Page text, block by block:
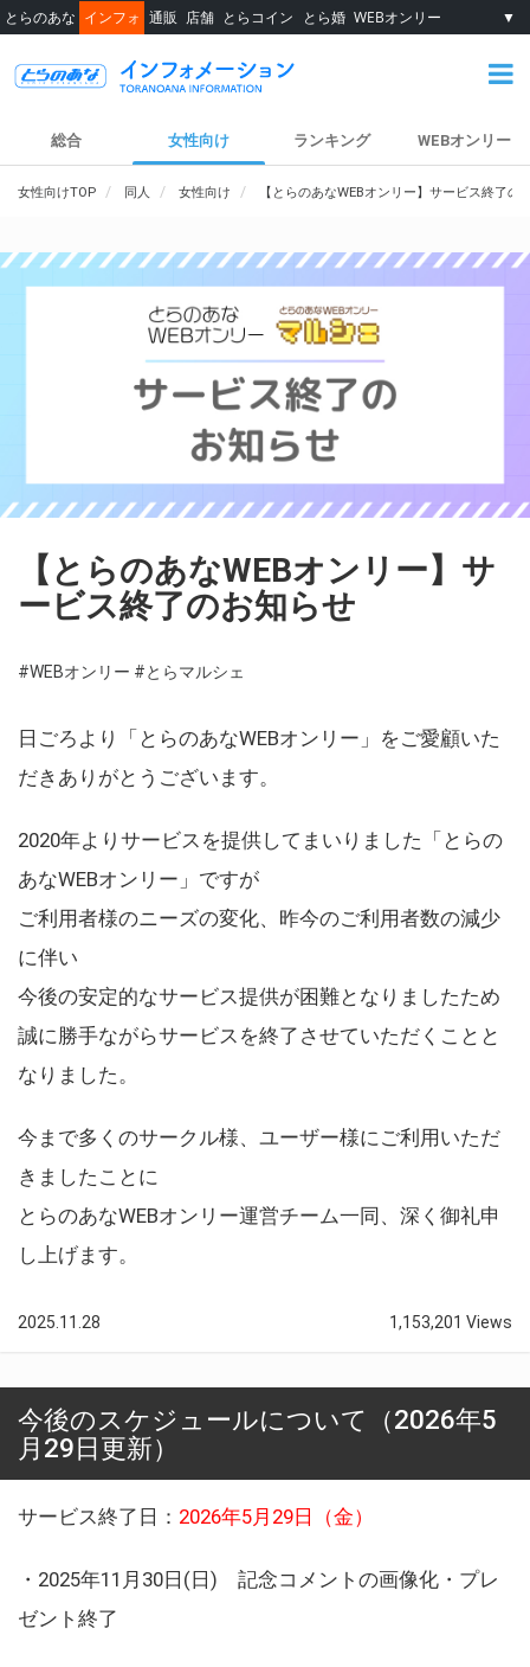
とらのあな インフォ 通販 店舗 とらコイン とら婚 WEBオンリー ▼
総合 女性向け ランキング WEBオンリー
女性向けTOP 同人 女性向け 【とらのあなWEBオンリー】サービス終了の
【とらのあなWEBオンリー】サ
ービス終了のお知らせ
#WEBオンリー #とらマルシェ
日ごろより「とらのあなWEBオンリー」をご愛顧いた
だきありがとうございます。
2020年よりサービスを提供してまいりました「とらの
あなWEBオンリー」ですが
ご利用者様のニーズの変化、昨今のご利用者数の減少
に伴い
今後の安定的なサービス提供が困難となりましたため
誠に勝手ながらサービスを終了させていただくことと
なりました。
今まで多くのサークル様、ユーザー様にご利用いただ
きましたことに
とらのあなWEBオンリー運営チーム一同、深く御礼申
し上げます。
2025.11.28 1,153,201 Views
今後のスケジュールについて（2026年5
月29日更新）
サービス終了日： 2026年5月29日（金）
・2025年11月30日(日) 記念コメントの画像化・プレ
ゼント終了